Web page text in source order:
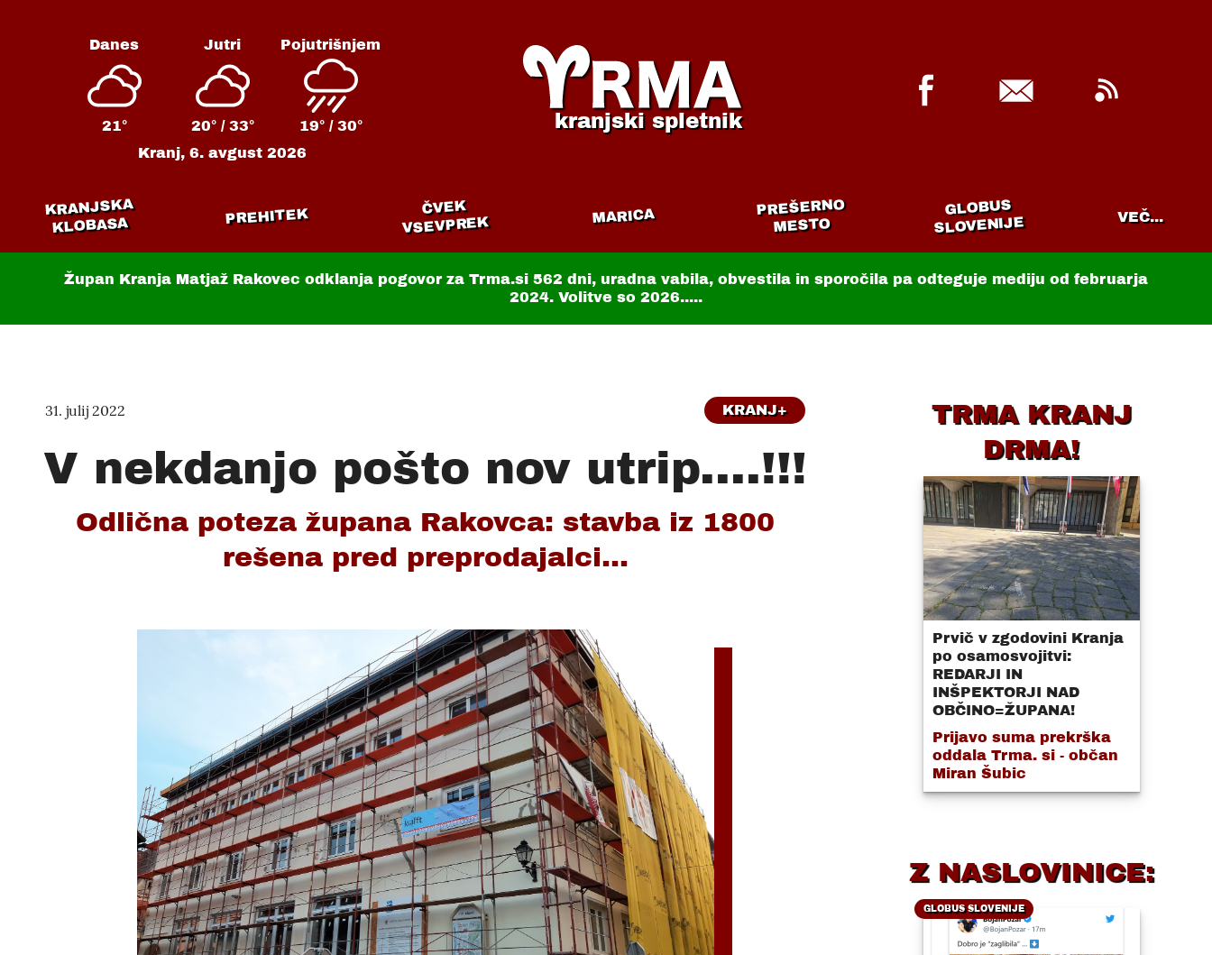
Danes
21°
Jutri
20° / 33°
Pojutrišnjem
19° / 30°
Kranj,6. avgust 2026
kranjski spletnik
KRANJSKA
KLOBASA PREHITEK ČVEK
VSEVPREK MARICA PREŠERNO
MESTO
GLOBUS
SLOVENIJE VEČ...
Župan Kranja Matjaž Rakovec odklanja pogovor za Trma.si 562 dni, uradna vabila, obvestila in sporočila pa odteguje mediju od februarja
2024. Volitve so 2026.....
31. julij 2022 KRANJ+
V nekdanjo pošto nov utrip....!!!
Odlična poteza župana Rakovca: stavba iz 1800
rešena pred preprodajalci...
TRMA KRANJ
DRMA!
Prvič v zgodovini Kranja
po osamosvojitvi:
REDARJI IN
INŠPEKTORJI NAD
OBČINO=ŽUPANA!
Prijavo suma prekrška
oddala Trma. si - občan
Miran Šubic
Z NASLOVINICE:
GLOBUS SLOVENIJE